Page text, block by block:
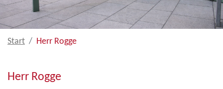
Start Herr Rogge
Herr Rogge